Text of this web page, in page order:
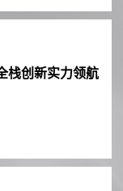
栈创新实力领航